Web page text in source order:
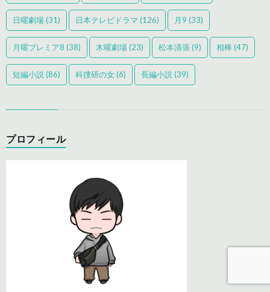
日曜劇場(31) 日本テレビドラマ (126) 月9 (33)
月曜プレミア8 (38) 木曜劇場(23) 松本清張(9) 相棒(47)
短編小説 (86) 科捜研の女(6) 長編小説 (39)
プロフィール